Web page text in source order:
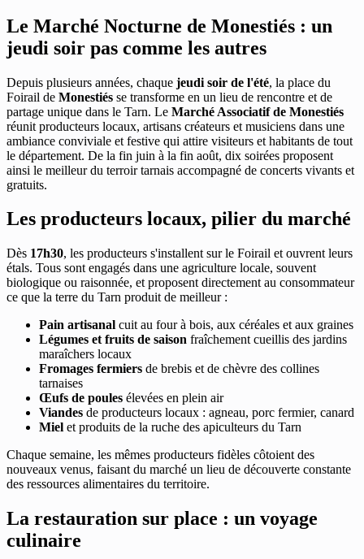
Le Marché Nocturne de Monestiés : un
jeudi soir pas comme les autres
Depuis plusieurs années, chaque jeudi soir de l'été, la place du
Foirail de Monestiés se transforme en un lieu de rencontre et de
partage unique dans le Tarn. Le Marché Associatif de Monestiés
réunit producteurs locaux, artisans créateurs et musiciens dans une
ambiance conviviale et festive qui attire visiteurs et habitants de tout
le département. De la fin juin à la fin août, dix soirées proposent
ainsi le meilleur du terroir tarnais accompagné de concerts vivants et
gratuits.
Les producteurs locaux, pilier du marché
Dès 17h30, les producteurs s'installent sur le Foirail et ouvrent leurs
étals. Tous sont engagés dans une agriculture locale, souvent
biologique ou raisonnée, et proposent directement au consommateur
ce que la terre du Tarn produit de meilleur :
Pain artisanal cuit au four à bois, aux céréales et aux graines
Légumes et fruits de saison fraîchement cueillis des jardins
maraîchers locaux
Fromages fermiers de brebis et de chèvre des collines
tarnaises
Œufs de poules élevées en plein air
Viandes de producteurs locaux : agneau, porc fermier, canard
Miel et produits de la ruche des apiculteurs du Tarn
Chaque semaine, les mêmes producteurs fidèles côtoient des
nouveaux venus, faisant du marché un lieu de découverte constante
des ressources alimentaires du territoire.
La restauration sur place : un voyage
culinaire